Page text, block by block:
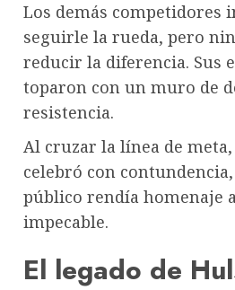
Los demás competidores
seguirle la rueda, pero
reducir la diferencia. Sus
toparon con un muro de
resistencia.
Al cruzar la línea de
celebró con
público rendía homenaje
impecable.
El legado de